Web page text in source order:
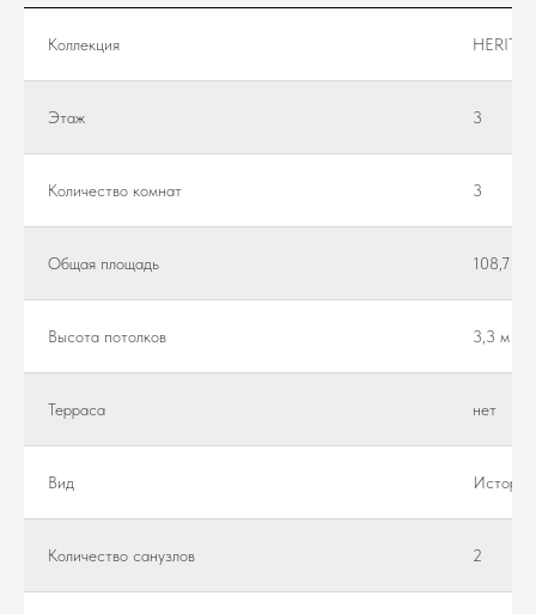
Коллекция
Этаж 3
Количество комнат 3
Общая площадь 108,7 м²
Высота потолков 3,3 м
Teppaca нет
Вид
Количество санузлов 2